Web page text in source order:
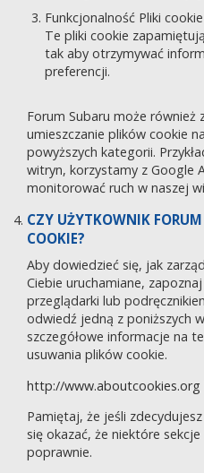
Funkcjonalność Pliki
Te pliki cookie
tak aby otrzymywać
preferencji.
Forum Subaru może również
umieszczanie plików cookie
powyższych kategorii.
witryn, korzystamy z Google
monitorować ruch w naszej
CZY UŻYTKOWNIK
COOKIE?
Aby dowiedzieć się, jak
Ciebie uruchamiane,
przeglądarki lub
odwiedź jedną z poniższych
szczegółowe informacje na
usuwania plików cookie.
http://www.aboutcookies.org
Pamiętaj, że jeśli
się okazać, że niektóre
poprawnie.